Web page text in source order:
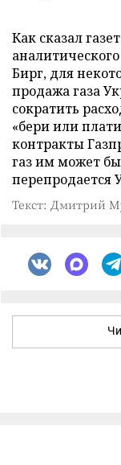
Как сказал
Бирг, для
продажа газа
сократить
«бери или
контракты
газ им может
перепродается
Текст: Дмитрий